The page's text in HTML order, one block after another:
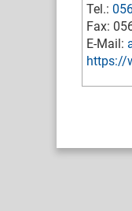
Tel.:
Fax:
E-Mail:
https://